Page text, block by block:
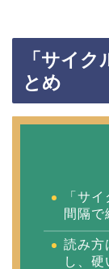
「サイ
とめ
「サ
間隔で
読み方
し、